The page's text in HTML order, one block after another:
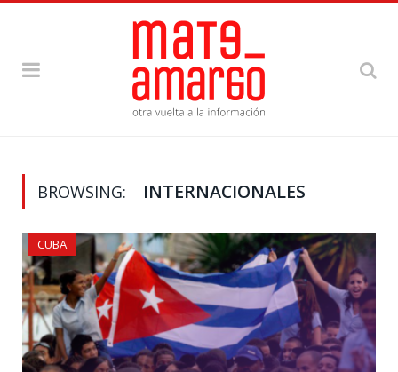
BROWSING: INTERNACIONALES
CUBA